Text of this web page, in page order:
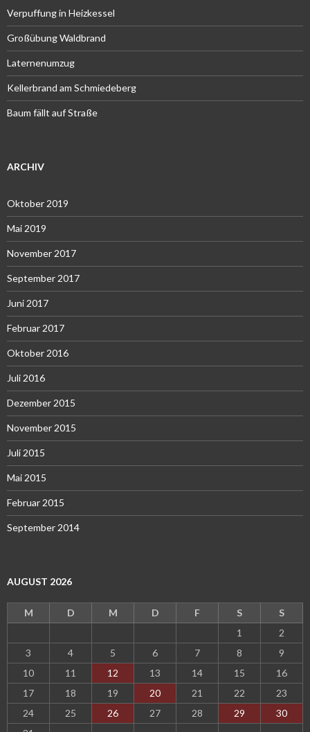
Verpuffung in Heizkessel
Großübung Waldbrand
Laternenumzug
Kellerbrand am Schmiedeberg
Baum fällt auf Straße
ARCHIV
Oktober 2019
Mai 2019
November 2017
September 2017
Juni 2017
Februar 2017
Oktober 2016
Juli 2016
Dezember 2015
November 2015
Juli 2015
Mai 2015
Februar 2015
September 2014
AUGUST 2026
M D M D F S
S
1
2
3
4 5 6 7 8
9
10
11 12 13 14 15
16
17
18 19 20 21 22
23
24
25 26 27 28 29
30